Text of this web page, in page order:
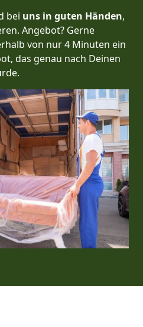
bei uns in guten Händen,
Angebot? Gerne
von nur 4 Minuten ein
das genau nach Deinen